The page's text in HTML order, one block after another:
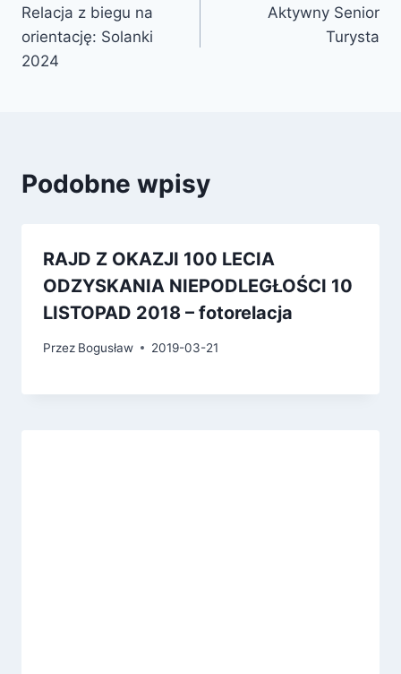
Relacja z biegu na
orientację: Solanki
2024
Aktywny Senior
Turysta
Podobne wpisy
RAJD Z OKAZJI 100 LECIA
ODZYSKANIA NIEPODLEGŁOŚCI 10
LISTOPAD 2018 – fotorelacja
Przez Bogusław 2019-03-21